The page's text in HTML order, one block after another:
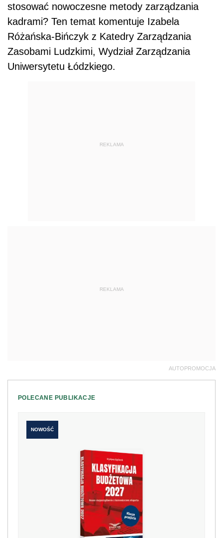
stosować nowoczesne metody zarządzania
kadrami? Ten temat komentuje Izabela
Różańska-Bińczyk z Katedry Zarządzania
Zasobami Ludzkimi, Wydział Zarządzania
Uniwersytetu Łódzkiego.
REKLAMA
REKLAMA
AUTOPROMOCJA
POLECANE PUBLIKACJE
NOWOŚĆ